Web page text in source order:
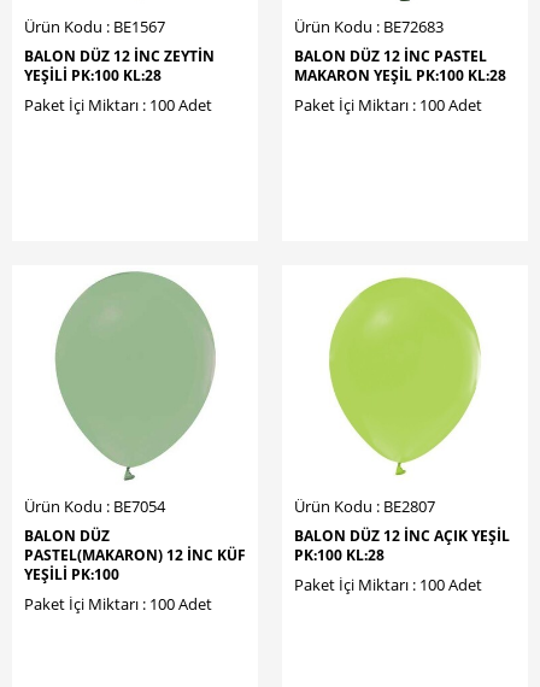
Ürün Kodu : BE1567
BALON DÜZ 12 İNC ZEYTİN
YEŞİLİ PK:100 KL:28
Paket İçi Miktarı : 100 Adet
Ürün Kodu : BE72683
BALON DÜZ 12 İNC PASTEL
MAKARON YEŞİL PK:100 KL:28
Paket İçi Miktarı : 100 Adet
Ürün Kodu : BE7054
BALON DÜZ
PASTEL(MAKARON) 12 İNC KÜF
YEŞİLİ PK:100
Paket İçi Miktarı : 100 Adet
Ürün Kodu : BE2807
BALON DÜZ 12 İNC AÇIK YEŞİL
PK:100 KL:28
Paket İçi Miktarı : 100 Adet